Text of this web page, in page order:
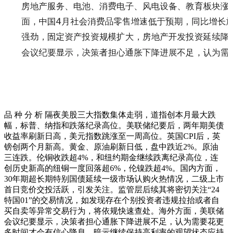
品 种 分 析 隔夜美股三大指数集体走弱，道指创本月最大跌
幅，标普、纳指和跌落纪录高位。美联储纪要后，两年期美债
收益率刷新日高，美元指数跳涨至一周高位。英国CPI后，英
镑创两个月新高。黄金、原油刷新日低，盘中跌近2%。原油
三连跌。伦铜收跌超4%，和纽约期金继续跌离纪录高位，连
创历史新高的纽铜一度回落超6%，伦镍跌超4%。国内方面，
30年期超长期特别国债延续一级市场认购火热情况，二级上市
首日竞价交投活跃，引发关注。监管层后续其将密切关注“24
特国01”的交易情况，如发现存在个别投资者违规拉抬或者自
买自卖等异常交易行为，将依规快速查处。海外方面，美联储
会议纪要显示，决策者担心通胀下降进展不足，认为需要花更